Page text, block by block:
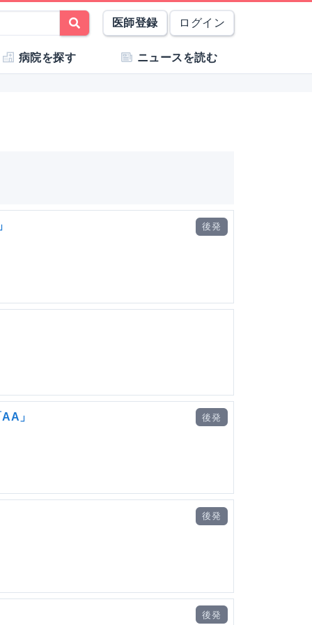
医師登録 ログイン
病院を探す ニュースを読む
後発
」 後発
後発
後発